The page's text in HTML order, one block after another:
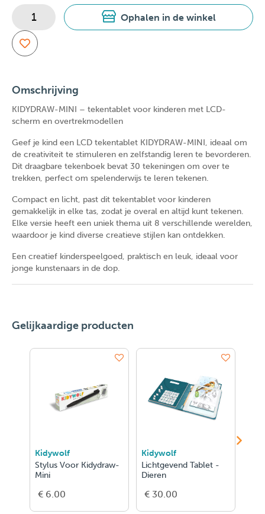
Ophalen in de winkel
Omschrijving
KIDYDRAW-MINI – tekentablet voor kinderen met LCD-
scherm en overtrekmodellen
Geef je kind een LCD tekentablet KIDYDRAW-MINI, ideaal om
de creativiteit te stimuleren en zelfstandig leren te bevorderen.
Dit draagbare tekenboek bevat 30 tekeningen om over te
trekken, perfect om spelenderwijs te leren tekenen.
Compact en licht, past dit tekentablet voor kinderen
gemakkelijk in elke tas, zodat je overal en altijd kunt tekenen.
Elke versie heeft een uniek thema uit 8 verschillende werelden,
waardoor je kind diverse creatieve stijlen kan ontdekken.
Een creatief kinderspeelgoed, praktisch en leuk, ideaal voor
jonge kunstenaars in de dop.
Gelijkaardige producten
Kidywolf
Stylus Voor Kidydraw-
Mini
€ 6.00
Kidywolf
Lichtgevend Tablet -
Dieren
€ 30.00